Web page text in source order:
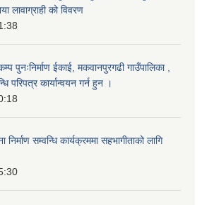
लावाग्राही को विवरण
पुनःनिर्माण ईकाई, मकवानपुरगढी गाउँपालिका ,
परिपत्र कार्यान्वयन गर्न हुन ।
निर्माण सम्वन्धि कार्यक्रममा सहभागीताको लागि